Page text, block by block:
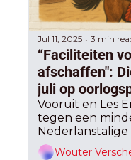
Jul 11, 2025 • 3 min
“Faciliteiten
afschaffen":
juli op
Brussel PS en
toenadering
Vooruit en Les
tegen een
Nederlanstalige
Wouter